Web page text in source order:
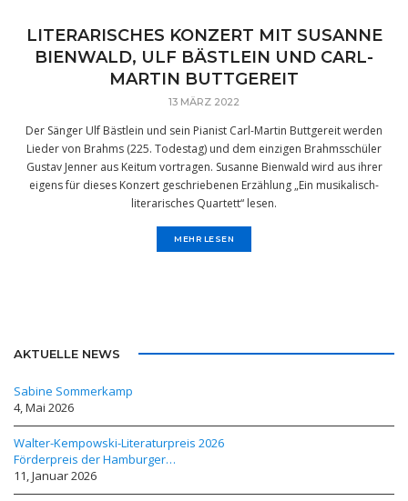
LITERARISCHES KONZERT MIT SUSANNE
BIENWALD, ULF BÄSTLEIN UND CARL-
MARTIN BUTTGEREIT
13 MÄRZ 2022
Der Sänger Ulf Bästlein und sein Pianist Carl-Martin Buttgereit werden
Lieder von Brahms (225. Todestag) und dem einzigen Brahmsschüler
Gustav Jenner aus Keitum vortragen. Susanne Bienwald wird aus ihrer
eigens für dieses Konzert geschriebenen Erzählung „Ein musikalisch-
literarisches Quartett“ lesen.
MEHR LESEN
AKTUELLE NEWS
Sabine Sommerkamp
4, Mai 2026
Walter-Kempowski-Literaturpreis 2026
Förderpreis der Hamburger…
11, Januar 2026